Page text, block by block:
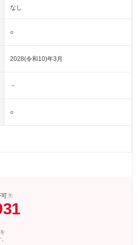
なし
○
2028(令和10)年3月
－
○